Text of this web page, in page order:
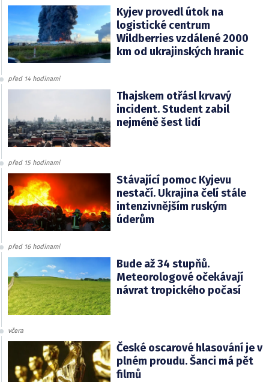
Kyjev provedl útok na
logistické centrum
Wildberries vzdálené 2000
km od ukrajinských hranic
před 14 hodinami
Thajskem otřásl krvavý
incident. Student zabil
nejméně šest lidí
před 15 hodinami
Stávající pomoc Kyjevu
nestačí. Ukrajina čelí stále
intenzivnějším ruským
úderům
před 16 hodinami
Bude až 34 stupňů.
Meteorologové očekávají
návrat tropického počasí
včera
České oscarové hlasování je v
plném proudu. Šanci má pět
filmů